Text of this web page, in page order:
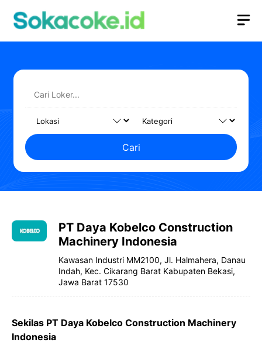
Cari
PT Daya Kobelco Construction
Machinery Indonesia
Kawasan Industri MM2100, Jl. Halmahera, Danau
Indah, Kec. Cikarang Barat Kabupaten Bekasi,
Jawa Barat 17530
Sekilas PT Daya Kobelco Construction Machinery
Indonesia